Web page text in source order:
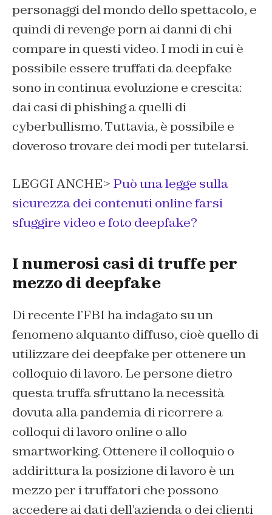
personaggi del mondo dello spettacolo, e
quindi di revenge porn ai danni di chi
compare in questi video. I modi in cui è
possibile essere truffati da deepfake
sono in continua evoluzione e crescita:
dai casi di phishing a quelli di
cyberbullismo. Tuttavia, è possibile e
doveroso trovare dei modi per tutelarsi.
LEGGI ANCHE> Può una legge sulla
sicurezza dei contenuti online farsi
sfuggire video e foto deepfake?
I numerosi casi di truffe per
mezzo di deepfake
Di recente l’FBI ha indagato su un
fenomeno alquanto diffuso, cioè quello di
utilizzare dei deepfake per ottenere un
colloquio di lavoro. Le persone dietro
questa truffa sfruttano la necessità
dovuta alla pandemia di ricorrere a
colloqui di lavoro online o allo
smartworking. Ottenere il colloquio o
addirittura la posizione di lavoro è un
mezzo per i truffatori che possono
accedere ai dati dell’azienda o dei clienti